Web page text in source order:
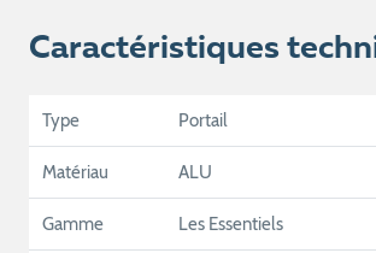
Caractéristiques
Type Portail
Matériau ALU
Gamme Les Essentiels